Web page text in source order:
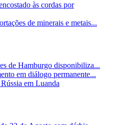
às cordas por
de minerais e metais...
de Hamburgo disponibiliza...
em diálogo permanente...
em Luanda